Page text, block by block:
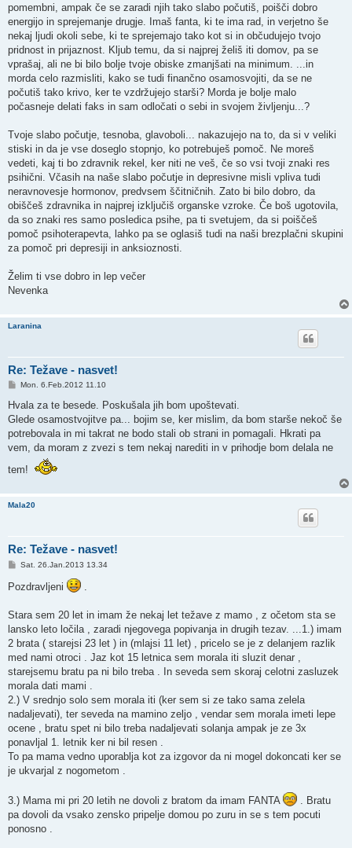
pomembni, ampak če se zaradi njih tako slabo počutiš, poišči dobro
energijo in sprejemanje drugje. Imaš fanta, ki te ima rad, in verjetno še
nekaj ljudi okoli sebe, ki te sprejemajo tako kot si in občudujejo tvojo
pridnost in prijaznost. Kljub temu, da si najprej želiš iti domov, pa se
vprašaj, ali ne bi bilo bolje tvoje obiske zmanjšati na minimum. ...in
morda celo razmisliti, kako se tudi finančno osamosvojiti, da se ne
počutiš tako krivo, ker te vzdržujejo starši? Morda je bolje malo
počasneje delati faks in sam odločati o sebi in svojem življenju...?
Tvoje slabo počutje, tesnoba, glavoboli... nakazujejo na to, da si v veliki
stiski in da je vse doseglo stopnjo, ko potrebuješ pomoč. Ne moreš
vedeti, kaj ti bo zdravnik rekel, ker niti ne veš, če so vsi tvoji znaki res
psihični. Včasih na naše slabo počutje in depresivne misli vpliva tudi
neravnovesje hormonov, predvsem ščitničnih. Zato bi bilo dobro, da
obiščeš zdravnika in najprej izključiš organske vzroke. Če boš ugotovila,
da so znaki res samo posledica psihe, pa ti svetujem, da si poiščeš
pomoč psihoterapevta, lahko pa se oglasiš tudi na naši brezplačni skupini
za pomoč pri depresiji in anksioznosti.
Želim ti vse dobro in lep večer
Nevenka
Laranina
Re: Težave - nasvet!
P
s
Mon. 6.Feb.2012 11.10
Hvala za te besede. Poskušala jih bom upoštevati.
Glede osamostvojitve pa... bojim se, ker mislim, da bom starše nekoč še
potrebovala in mi takrat ne bodo stali ob strani in pomagali. Hkrati pa
vem, da moram z zvezi s tem nekaj narediti in v prihodje bom delala ne
tem!
Mala20
Re: Težave - nasvet!
P
t
Sat. 26.Jan.2013 13.34
Pozdravljeni
Stara sem 20 let in imam že nekaj let težave z mamo , z očetom sta se
lansko leto ločila , zaradi njegovega popivanja in drugih tezav. ...1.) imam
2 brata ( starejsi 23 let ) in (mlajsi 11 let) , pricelo se je z delanjem razlik
med nami otroci . Jaz kot 15 letnica sem morala iti sluzit denar ,
starejsemu bratu pa ni bilo treba . In seveda sem skoraj celotni zasluzek
morala dati mami .
2.) V srednjo solo sem morala iti (ker sem si ze tako sama zelela
nadaljevati), ter seveda na mamino zeljo , vendar sem morala imeti lepe
ocene , bratu spet ni bilo treba nadaljevati solanja ampak je ze 3x
ponavljal 1. letnik ker ni bil resen .
To pa mama vedno uporablja kot za izgovor da ni mogel dokoncati ker se
je ukvarjal z nogometom .
3.) Mama mi pri 20 letih ne dovoli z bratom da imam FANTA
. Bratu
pa dovoli da vsako zensko pripelje domou po zuru in se s tem pocuti
ponosno .